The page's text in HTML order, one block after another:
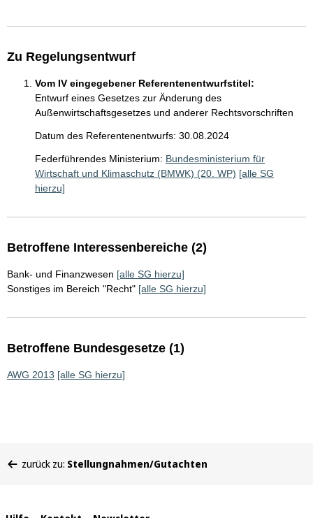
Zu Regelungsentwurf
Vom IV eingegebener Referentenentwurfstitel:
Entwurf eines Gesetzes zur Änderung des
Außenwirtschaftsgesetzes und anderer Rechtsvorschriften
Datum des Referentenentwurfs: 30.08.2024
Federführendes Ministerium: Bundesministerium für
Wirtschaft und Klimaschutz (BMWK) (20. WP) [alle SG
hierzu]
Betroffene Interessenbereiche (2)
Bank- und Finanzwesen [alle SG hierzu]
Sonstiges im Bereich "Recht" [alle SG hierzu]
Betroffene Bundesgesetze (1)
AWG 2013 [alle SG hierzu]
befinden
zurück zu: Stellungnahmen/Gutachten